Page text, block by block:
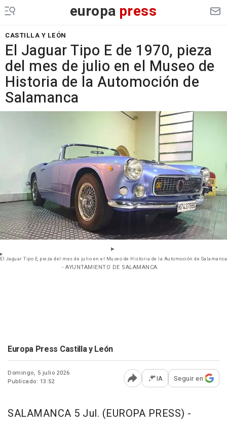
europa press
CASTILLA Y LEÓN
El Jaguar Tipo E de 1970, pieza
del mes de julio en el Museo de
Historia de la Automoción de
Salamanca
El Jaguar Tipo E, pieza del mes de julio en el Museo de Historia de la Automoción de Salamanca
- AYUNTAMIENTO DE SALAMANCA
Europa Press Castilla y León
Domingo, 5 julio 2026
Publicado: 13:52
Abrir opciones para
IA Seguir en
SALAMANCA 5 Jul. (EUROPA PRESS) -